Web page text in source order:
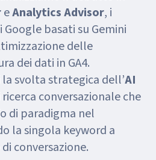
eAnalytics Advisor, i
Google basati su Gemini
delle
dei dati in GA4.
svolta strategica dell’AI
conversazionale che
di paradigma nel
la singola keyword a
conversazione.